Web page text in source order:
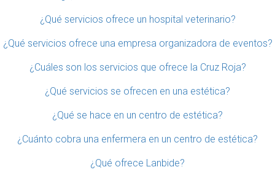
¿Qué servicios ofrece un hospital veterinario?
¿Qué servicios ofrece una empresa organizadora de eventos?
¿Cuáles son los servicios que ofrece la Cruz Roja?
¿Qué servicios se ofrecen en una estética?
¿Qué se hace en un centro de estética?
¿Cuánto cobra una enfermera en un centro de estética?
¿Qué ofrece Lanbide?